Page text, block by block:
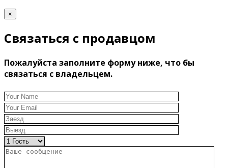
×
Связаться с продавцом
Пожалуйста заполните форму ниже, что бы
связаться с владельцем.